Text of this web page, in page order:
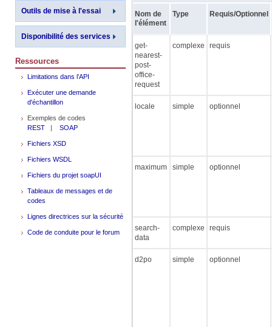
Outils de mise à l'essai
Disponibilité des services
Ressources
Limitations dans l’API
Exécuter une demande
d'échantillon
Exemples de codes
REST | SOAP
Fichiers XSD
Fichiers WSDL
Fichiers du projet soapUI
Tableaux de messages et de
codes
Lignes directrices sur la sécurité
Code de conduite pour le forum
Nom de
l'élément
Type Requis/Optionnel
get-
nearest-
post-
office-
request
complexe requis
locale simple optionnel
maximum simple optionnel
search-
data
complexe requis
d2po simple optionnel